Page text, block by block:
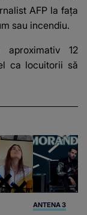
AFP la faţa
sau incendiu.
12
ca locuitorii să
ANTENA 3